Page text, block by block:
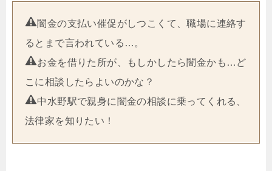
闇金の支払い催促がしつこくて、職場に連絡す
るとまで言われている…。
お金を借りた所が、もしかしたら闇金かも…ど
こに相談したらよいのかな？
中水野駅で親身に闇金の相談に乗ってくれる、
法律家を知りたい！